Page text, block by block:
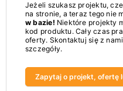
Jeżeli szukasz projektu,
na stronie, a teraz tego nie
w bazie! Niektóre projekty
kod produktu. Cały czas
oferty. Skontaktuj się z
szczegóły.
Zapytaj o projekt, ofertę